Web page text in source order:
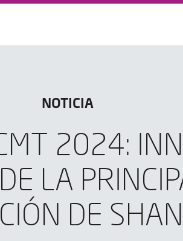
NOTICIA
2024:
LA
DE